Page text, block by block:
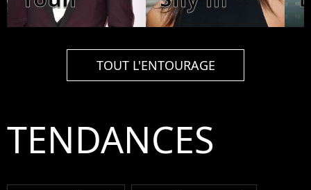
TOUT L'ENTOURAGE
TENDANCES